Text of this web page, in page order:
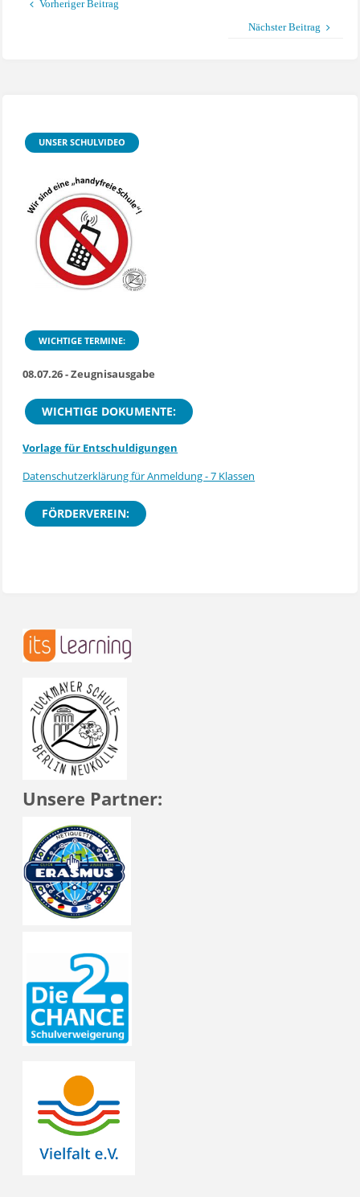
Vorheriger Beitrag
Nächster Beitrag
UNSER SCHULVIDEO
WICHTIGE TERMINE:
08.07.26 - Zeugnisausgabe
WICHTIGE DOKUMENTE:
Vorlage für Entschuldigungen
Datenschutzerklärung für Anmeldung - 7 Klassen
FÖRDERVEREIN:
Unsere Partner: